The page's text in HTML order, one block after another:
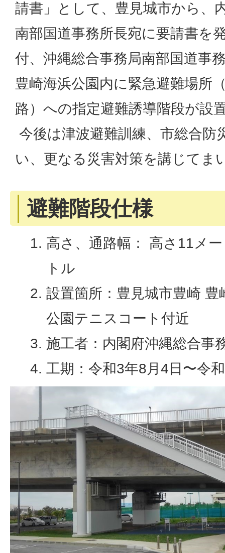
請書」として、豊見城市から、
南部国道事務所長宛に要請書を
付、沖縄総合事務局南部国道事
豊崎海浜公園内に緊急避難場所
路）への指定避難誘導階段が設
今後は津波避難訓練、市総合防
い、更なる災害対策を講じてま
避難階段仕様
高さ、通路幅： 高さ11メ
トル
設置箇所：豊見城市豊崎
公園テニスコート付近
施工者：内閣府沖縄総合事
工期：令和3年8月4日〜令